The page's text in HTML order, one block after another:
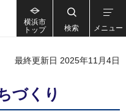
横浜市
トップ
検索 メニュー
最終更新日 2025年11月4日
づくり